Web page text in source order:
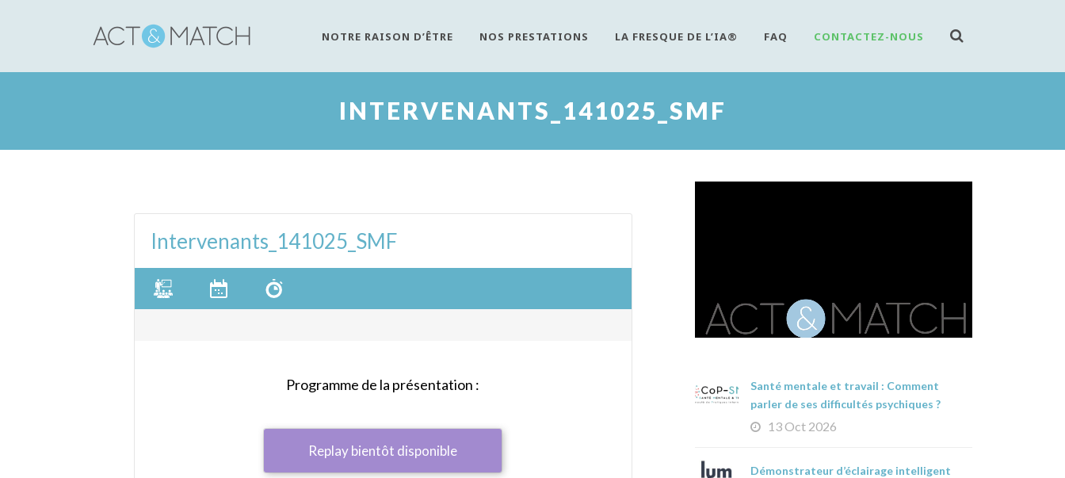
NOTRE RAISON D’ÊTRE NOS PRESTATIONS LA FRESQUE DE L’IA® FAQ CONTACTEZ-NOUS
INTERVENANTS_141025_SMF
Intervenants_141025_SMF
Programme de la présentation :
Replay bientôt disponible
Santé mentale et travail : Comment
parler de ses difficultés psychiques ?
13 Oct 2026
Démonstrateur d’éclairage intelligent